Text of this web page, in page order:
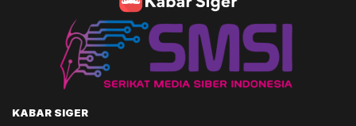
KABAR SIGER